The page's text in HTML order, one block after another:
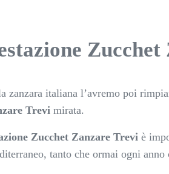
zanzara italiana l’avremo poi
Trevi mirata.
Zucchet Zanzare Trevi è
tanto che ormai ogni